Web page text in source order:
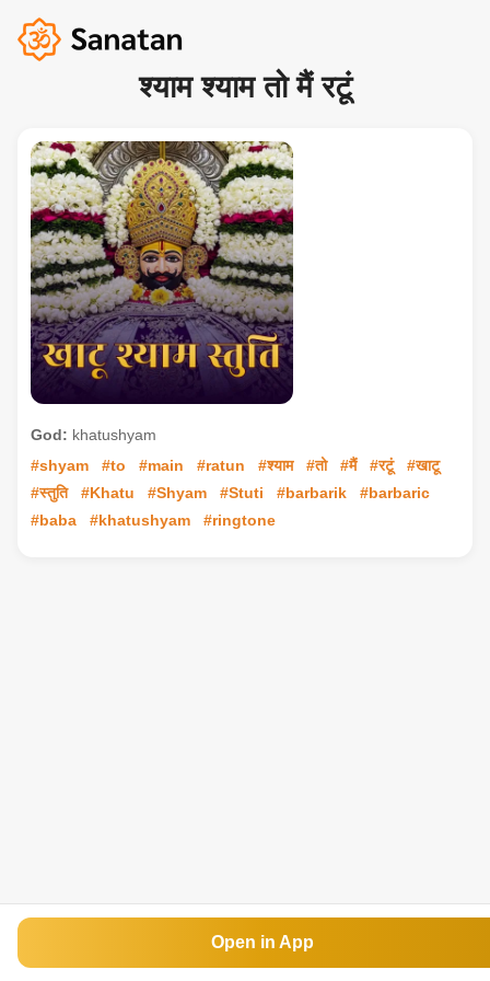
श्याम श्याम तो मैं रटूं
God: khatushyam
#shyam
#to #main #ratun #श्याम #तो #मैं #रटूं
#खाटू
#स्तुति
#Khatu #Shyam #Stuti #barbarik
#barbaric
#baba
#khatushyam #ringtone
Open in App